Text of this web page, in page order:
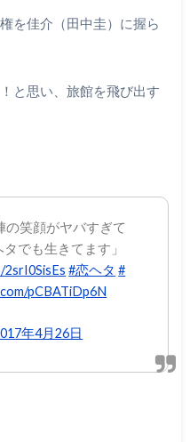
を佳介（田中圭）に握ら
と思い、旅館を飛び出す
の笑顔がヤバすぎて
でも生きてます」
#恋ヘタ #
pCBATiDp6N
年4月26日